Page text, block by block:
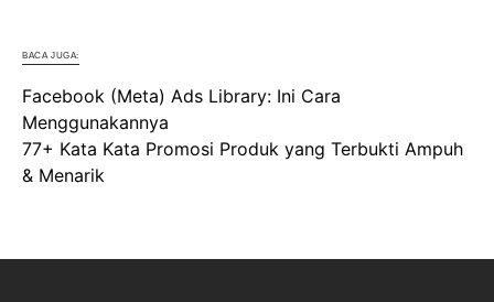
BACA JUGA:
Facebook (Meta) Ads Library: Ini Cara
Menggunakannya
77+ Kata Kata Promosi Produk yang Terbukti Ampuh
& Menarik